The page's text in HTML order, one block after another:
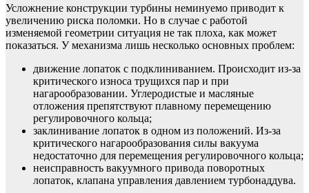
Усложнение конструкции турбины неминуемо приводит к
увеличению риска поломки. Но в случае с работой
изменяемой геометрии ситуация не так плоха, как может
показаться. У механизма лишь несколько основных проблем:
движение лопаток с подклиниванием. Происходит из-за
критического износа трущихся пар и при
нагарообразовании. Углеродистые и масляные
отложения препятствуют плавному перемещению
регулировочного кольца;
заклинивание лопаток в одном из положений. Из-за
критического нагарообразования силы вакуума
недостаточно для перемещения регулировочного кольца;
неисправность вакуумного привода поворотных
лопаток, клапана управления давлением турбонаддува.